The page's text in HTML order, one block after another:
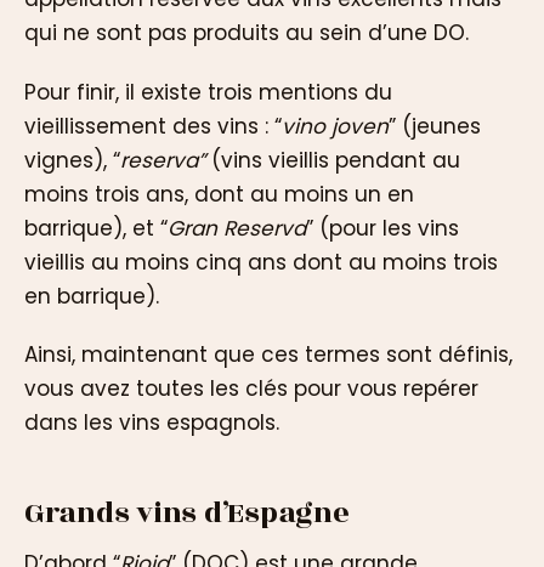
qui ne sont pas produits au sein d’une DO.
Pour finir, il existe trois mentions du
vieillissement des vins : “vino joven” (jeunes
vignes), “reserva”(vins vieillis pendant au
moins trois ans, dont au moins un en
barrique), et “Gran Reserva” (pour les vins
vieillis au moins cinq ans dont au moins trois
en barrique).
Ainsi, maintenant que ces termes sont définis,
vous avez toutes les clés pour vous repérer
dans les vins espagnols.
Grands vins d’Espagne